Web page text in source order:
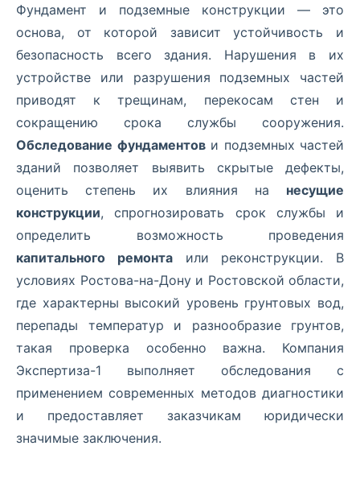
Фундамент и подземные конструкции — это
основа, от которой зависит устойчивость и
безопасность всего здания. Нарушения в их
устройстве или разрушения подземных частей
приводят к трещинам, перекосам стен и
сокращению срока службы сооружения.
Обследование фундаментови подземных частей
зданий позволяет выявить скрытые дефекты,
оценить степень их влияния на несущие
конструкции, спрогнозировать срок службы и
определить возможность проведения
капитального ремонтаили реконструкции. В
условиях Ростова-на-Дону и Ростовской области,
где характерны высокий уровень грунтовых вод,
перепады температур и разнообразие грунтов,
такая проверка особенно важна. Компания
Экспертиза-1 выполняет обследования с
применением современных методов диагностики
и предоставляет заказчикам юридически
значимые заключения.